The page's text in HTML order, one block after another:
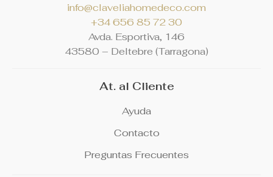
info@claveliahomedeco.com
+34 656 85 72 30
Avda. Esportiva, 146
43580 – Deltebre (Tarragona)
At. al Cliente
Ayuda
Contacto
Preguntas Frecuentes